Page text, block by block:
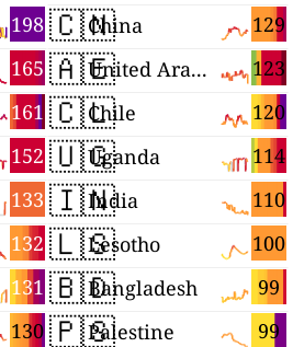
198
165
161
152
133
132
131
130
🇨🇳 129
China
🇦🇪 123
United Arab Emirates
🇨🇱 120
Chile
🇺🇬 114
Uganda
🇮🇳 110
India
🇱🇸 100
Lesotho
🇧🇩 99
Bangladesh
🇵🇸 99
Palestine